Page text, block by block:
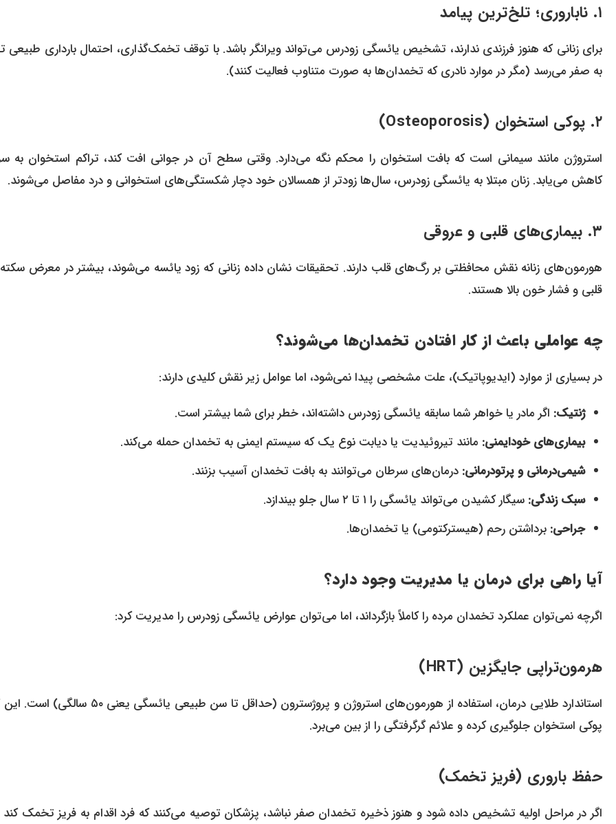
۱. ناباروری؛ تلخ‌ترین پیامد
برای زنانی که هنوز فرزندی ندارند، تشخیص یائسگی زودرس می‌تواند ویرانگر باشد. با توقف تخمک‌گذاری، احتمال بارداری طبیعی
به صفر می‌رسد (مگر در موارد نادری که تخمدان‌ها به صورت متناوب فعالیت کنند).
۲. پوکی استخوان (Osteoporosis)
استروژن مانند سیمانی است که بافت استخوان را محکم نگه می‌دارد. وقتی سطح آن در جوانی افت کند، تراکم استخوان به
کاهش می‌یابد. زنان مبتلا به یائسگی زودرس، سال‌ها زودتر از همسالان خود دچار شکستگی‌های استخوانی و درد مفاصل می‌شوند.
۳. بیماری‌های قلبی و عروقی
هورمون‌های زنانه نقش محافظتی بر رگ‌های قلب دارند. تحقیقات نشان داده زنانی که زود یائسه می‌شوند، بیشتر در معرض
قلبی و فشار خون بالا هستند.
چه عواملی باعث از کار افتادن تخمدان‌ها می‌شوند؟
در بسیاری از موارد (ایدیوپاتیک)، علت مشخصی پیدا نمی‌شود، اما عوامل زیر نقش کلیدی دارند:
ژنتیک: اگر مادر یا خواهر شما سابقه یائسگی زودرس داشته‌اند، خطر برای شما بیشتر است.
بیماری‌های خودایمنی: مانند تیروئیدیت یا دیابت نوع یک که سیستم ایمنی به تخمدان حمله می‌کند.
شیمی‌درمانی و پرتودرمانی: درمان‌های سرطان می‌توانند به بافت تخمدان آسیب بزنند.
سبک زندگی: سیگار کشیدن می‌تواند یائسگی را ۱ تا ۲ سال جلو بیندازد.
جراحی: برداشتن رحم (هیسترکتومی) یا تخمدان‌ها.
آیا راهی برای درمان یا مدیریت وجود دارد؟
اگرچه نمی‌توان عملکرد تخمدان مرده را کاملاً بازگرداند، اما می‌توان عوارض یائسگی زودرس را مدیریت کرد:
هرمون‌تراپی جایگزین (HRT)
استاندارد طلایی درمان، استفاده از هورمون‌های استروژن و پروژسترون (حداقل تا سن طبیعی یائسگی
پوکی استخوان جلوگیری کرده و علائم گرگرفتگی را از بین می‌برد.
حفظ باروری (فریز تخمک)
اگر در مراحل اولیه تشخیص داده شود و هنوز ذخیره تخمدان صفر نباشد، پزشکان توصیه می‌کنند که فرد اقدام به فریز تخمک کند